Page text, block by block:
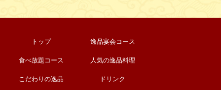
トップ 逸品宴会コース
食べ放題コース 人気の逸品料理
こだわりの逸品 ドリンク